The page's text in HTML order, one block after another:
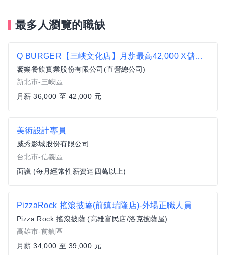
最多人瀏覽的職缺
Q BURGER【三峽文化店】月薪最高42,000 X儲備幹部一頭班X 歡迎轉職、新鮮人加入
饗樂餐飲實業股份有限公司(直營總公司)
新北市-三峽區
月薪 36,000 至 42,000 元
美術設計專員
威秀影城股份有限公司
台北市-信義區
面議 (每月經常性薪資達四萬以上)
PizzaRock 搖滾披薩(前鎮瑞隆店)-外場正職人員
Pizza Rock 搖滾披薩 (高雄富民店/洛克披薩屋)
高雄市-前鎮區
月薪 34,000 至 39,000 元